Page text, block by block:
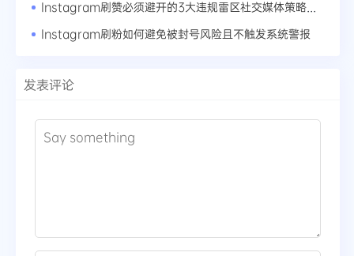
Instagram刷粉如何避免被封号风险且不触发系统警报
发表评论